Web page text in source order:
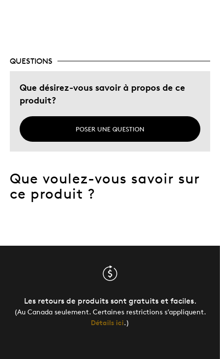
QUESTIONS
Que désirez-vous savoir à propos de ce
produit?
POSER UNE QUESTION
Que voulez-vous savoir sur
ce produit ?
Les retours de produits sont gratuits et faciles.
(Au Canada seulement. Certaines restrictions s’appliquent.
Détails ici.)